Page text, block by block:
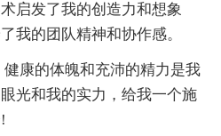
启发了我的创造力和想象
我的团队精神和协作感。
康的体魄和充沛的精力是我
光和我的实力，给我一个施